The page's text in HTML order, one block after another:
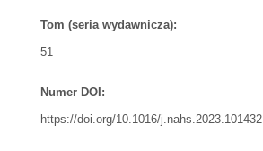
Tom (seria wydawnicza):
51
Numer DOI:
https://doi.org/10.1016/j.nahs.2023.101432